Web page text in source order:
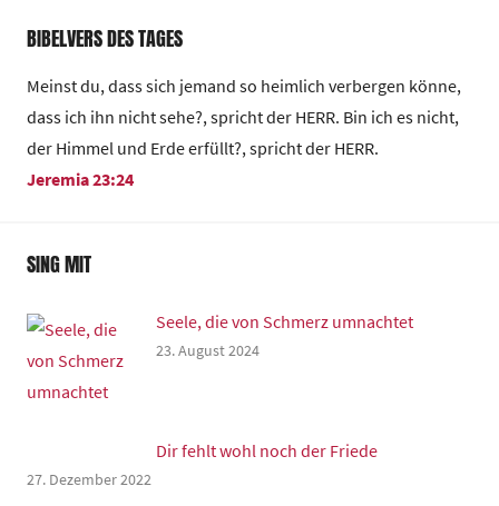
BIBELVERS DES TAGES
Meinst du, dass sich jemand so heimlich verbergen könne,
dass ich ihn nicht sehe?, spricht der HERR. Bin ich es nicht,
der Himmel und Erde erfüllt?, spricht der HERR.
Jeremia 23:24
SING MIT
Seele, die von Schmerz umnachtet
23. August 2024
Dir fehlt wohl noch der Friede
27. Dezember 2022